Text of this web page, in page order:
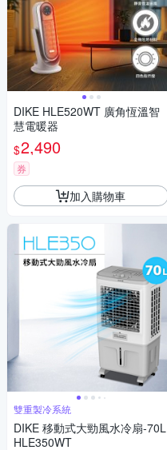
DIKE HLE520WT 廣角恆溫智
慧電暖器
$2,490
券
加入購物車
雙重製冷系統
DIKE 移動式大勁風水冷扇-70L
HLE350WT